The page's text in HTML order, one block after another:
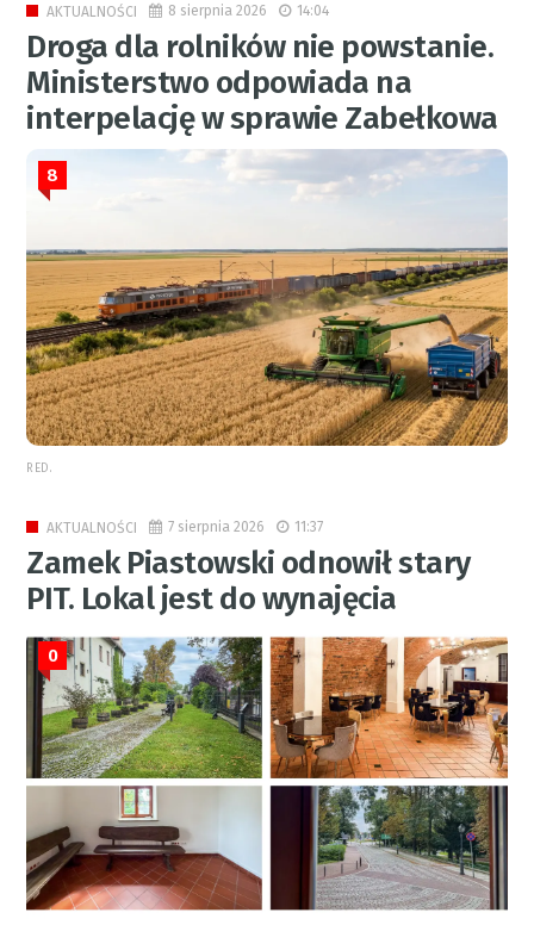
AKTUALNOŚCI 8 sierpnia 2026 14:04
Droga dla rolników nie powstanie.
Ministerstwo odpowiada na
interpelację w sprawie Zabełkowa
8
RED.
AKTUALNOŚCI 7 sierpnia 2026 11:37
Zamek Piastowski odnowił stary
PIT. Lokal jest do wynajęcia
0